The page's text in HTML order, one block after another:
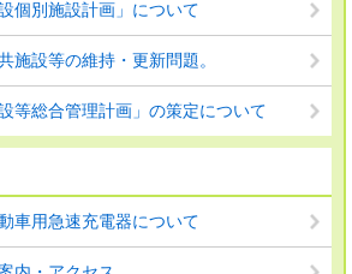
個別施設計画」について
施設等の維持・更新問題。
等総合管理計画」の策定について
車用急速充電器について